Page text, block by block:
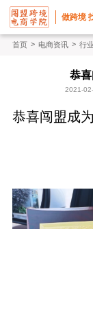
做跨境
首页 > 电商资讯 > 行
恭
2021-
恭喜闯盟成